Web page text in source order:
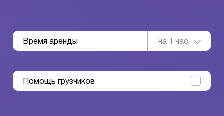
Время аренды на 1 час
Помощь грузчиков